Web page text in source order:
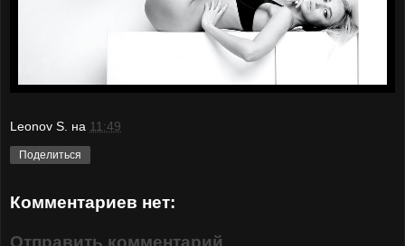
Leonov S. на 11:49
Поделиться
Комментариев нет:
Отправить комментарий